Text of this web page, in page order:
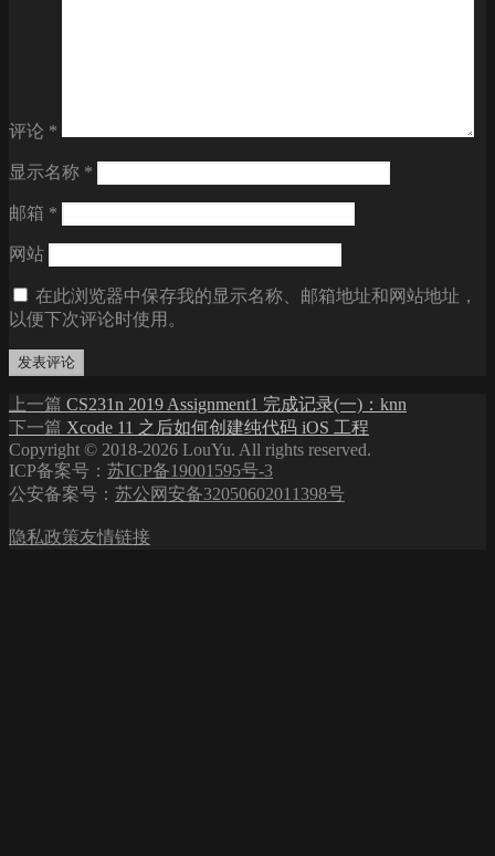
评论 *
显示名称 *
邮箱 *
网站
在此浏览器中保存我的显示名称、邮箱地址和网站地址，
以便下次评论时使用。
文
章
导
上一篇 上
篇
文
章：
CS231n 2019 Assignment1 完成记录(一)：knn
下一篇 下
篇
文
章：
Xcode 11 之后如何创建纯代码 iOS 工程
Copyright © 2018-2026 LouYu. All rights reserved.
ICP备案号： 苏ICP备19001595号-3
公安备案号： 苏公网安备32050602011398号
隐私政策友情链接